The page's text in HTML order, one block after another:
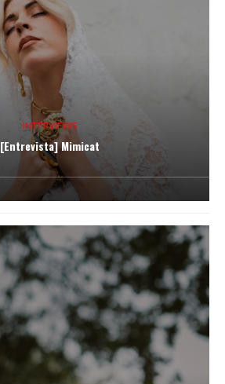
INTERVIEWS
[Entrevista] Mimicat